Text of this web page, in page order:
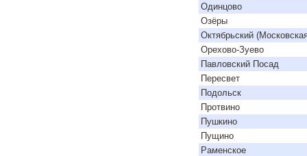
Одинцово
Озёры
Октябрьский
Орехово-Зуево
Павловский Посад
Пересвет
Подольск
Протвино
Пушкино
Пущино
Раменское